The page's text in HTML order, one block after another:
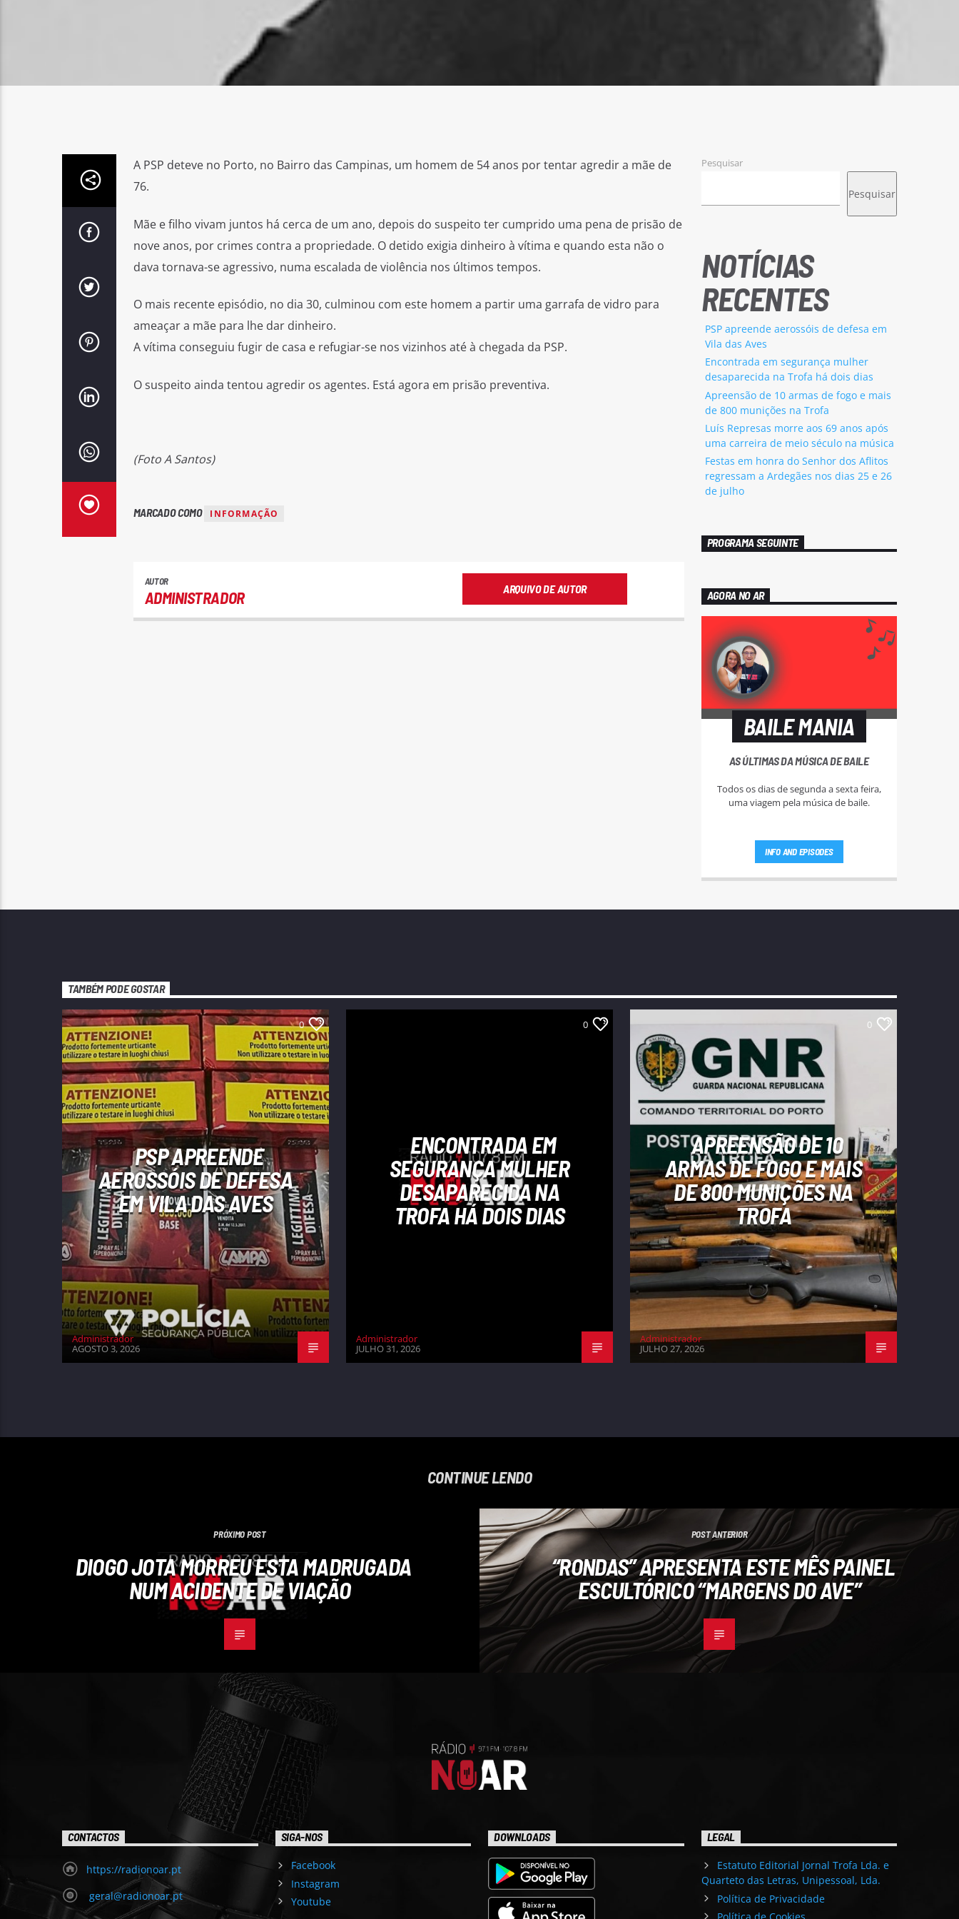
A PSP deteve no Porto, no Bairro das Campinas, um homem de 54 anos por tentar agredir a mãe de
76.
Mãe e filho vivam juntos há cerca de um ano, depois do suspeito ter cumprido uma pena de prisão de
nove anos, por crimes contra a propriedade. O detido exigia dinheiro à vítima e quando esta não o
dava tornava-se agressivo, numa escalada de violência nos últimos tempos.
O mais recente episódio, no dia 30, culminou com este homem a partir uma garrafa de vidro para
ameaçar a mãe para lhe dar dinheiro.
A vítima conseguiu fugir de casa e refugiar-se nos vizinhos até à chegada da PSP.
O suspeito ainda tentou agredir os agentes. Está agora em prisão preventiva.
(Foto A Santos)
MARCADO COMO INFORMAÇÃO
AUTOR
ADMINISTRADOR ARQUIVO DE AUTOR
Pesquisar
Pesquisar
NOTÍCIAS
RECENTES
PSP apreende aerossóis de defesa em
Vila das Aves
Encontrada em segurança mulher
desaparecida na Trofa há dois dias
Apreensão de 10 armas de fogo e mais
de 800 munições na Trofa
Luís Represas morre aos 69 anos após
uma carreira de meio século na música
Festas em honra do Senhor dos Aflitos
regressam a Ardegães nos dias 25 e 26
de julho
PROGRAMA SEGUINTE
AGORA NO AR
BAILE MANIA
AS ÚLTIMAS DA MÚSICA DE BAILE
Todos os dias de segunda a sexta feira,
uma viagem pela música de baile.
INFO AND EPISODES
TAMBÉM PODE GOSTAR
0
PSP APREENDE
AEROSSÓIS DE DEFESA
EM VILA DAS AVES
Administrador
AGOSTO 3, 2026
0
ENCONTRADA EM
SEGURANÇA MULHER
DESAPARECIDA NA
TROFA HÁ DOIS DIAS
Administrador
JULHO 31, 2026
0
APREENSÃO DE 10
ARMAS DE FOGO E MAIS
DE 800 MUNIÇÕES NA
TROFA
Administrador
JULHO 27, 2026
CONTINUE LENDO
PRÓXIMO POST
DIOGO JOTA MORREU ESTA MADRUGADA
NUM ACIDENTE DE VIAÇÃO
POST ANTERIOR
“RONDAS” APRESENTA ESTE MÊS PAINEL
ESCULTÓRICO “MARGENS DO AVE”
CONTACTOS
https://radionoar.pt
geral@radionoar.pt
SIGA-NOS
Facebook
Instagram
Youtube
DOWNLOADS LEGAL
Estatuto Editorial Jornal Trofa Lda. e
Quarteto das Letras, Unipessoal, Lda.
Política de Privacidade